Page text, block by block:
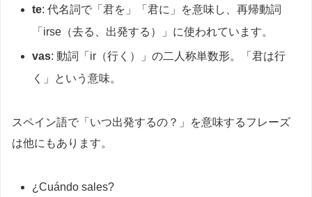
te: 代名詞で「君を」「君に」を意味し、再帰動詞
「irse（去る、出発する）」に使われています。
vas: 動詞「ir（行く）」の二人称単数形。「君は行
く」という意味。
スペイン語で「いつ出発するの？」を意味するフレーズ
は他にもあります。
¿Cuándo sales?